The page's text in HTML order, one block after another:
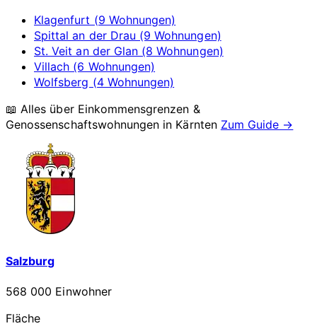
Klagenfurt (9 Wohnungen)
Spittal an der Drau (9 Wohnungen)
St. Veit an der Glan (8 Wohnungen)
Villach (6 Wohnungen)
Wolfsberg (4 Wohnungen)
📖 Alles über Einkommensgrenzen &
Genossenschaftswohnungen in Kärnten Zum Guide →
Salzburg
568 000 Einwohner
Fläche